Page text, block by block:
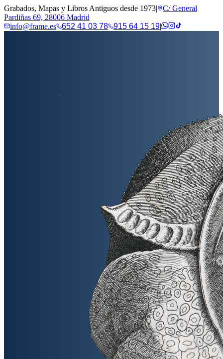
Grabados, Mapas y Libros Antiguos desde 1973|
C/ General
Pardiñas 69, 28006 Madrid
info@frame.es
652 41 03 78 915 64 15 19|